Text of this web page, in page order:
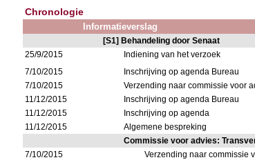
Chronologie
Informatieverslag
[S1] Behandeling door Senaat
25/9/2015
Indiening van het verzoek
7/10/2015
Inschrijving op agenda Bureau
7/10/2015
Verzending naar commissie voor
11/12/2015
Inschrijving op agenda Bureau
11/12/2015
Inschrijving op agenda
11/12/2015
Algemene bespreking
Commissie voor advies:
7/10/2015
Verzending naar commissie